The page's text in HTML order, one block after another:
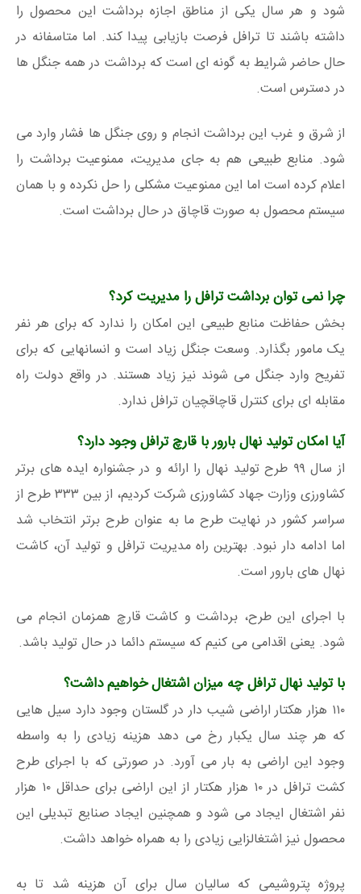
شود و هر سال یکی از مناطق اجازه برداشت این محصول را
داشته باشند تا ترافل فرصت بازیابی پیدا کند. اما متاسفانه در
حال حاضر شرایط به گونه ای است که برداشت در همه جنگل ها
در دسترس است.
از شرق و غرب این برداشت انجام و روی جنگل ها فشار وارد می
شود. منابع طبیعی هم به جای مدیریت، ممنوعیت برداشت را
اعلام کرده است اما این ممنوعیت مشکلی را حل نکرده و با همان
سیستم محصول به صورت قاچاق در حال برداشت است.
چرا نمی توان برداشت ترافل را مدیریت کرد؟
بخش حفاظت منابع طبیعی این امکان را ندارد که برای هر نفر
یک مامور بگذارد. وسعت جنگل زیاد است و انسانهایی که برای
تفریح وارد جنگل می شوند نیز زیاد هستند. در واقع دولت راه
مقابله ای برای کنترل قاچاقچیان ترافل ندارد.
آیا امکان تولید نهال بارور با قارچ ترافل وجود دارد؟
از سال ۹۹ طرح تولید نهال را ارائه و در جشنواره ایده های برتر
کشاورزی وزارت جهاد کشاورزی شرکت کردیم، از بین ۳۳۳ طرح از
سراسر کشور در نهایت طرح ما به عنوان طرح برتر انتخاب شد
اما ادامه دار نبود. بهترین راه مدیریت ترافل و تولید آن، کاشت
نهال های بارور است.
با اجرای این طرح، برداشت و کاشت قارچ همزمان انجام می
شود. یعنی اقدامی می کنیم که سیستم دائما در حال تولید باشد.
با تولید نهال ترافل چه میزان اشتغال خواهیم داشت؟
۱۱۰ هزار هکتار اراضی شیب دار در گلستان وجود دارد سیل هایی
که هر چند سال یکبار رخ می دهد هزینه زیادی را به واسطه
وجود این اراضی به بار می آورد. در صورتی که با اجرای طرح
کشت ترافل در ۱۰ هزار هکتار از این اراضی برای حداقل ۱۰ هزار
نفر اشتغال ایجاد می شود و همچنین ایجاد صنایع تبدیلی این
محصول نیز اشتغالزایی زیادی را به همراه خواهد داشت.
پروژه پتروشیمی که سالیان سال برای آن هزینه شد تا به